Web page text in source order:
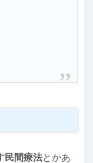
民間療法とかあ